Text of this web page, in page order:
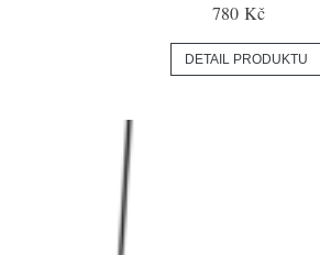
780 Kč
DETAIL PRODUKTU